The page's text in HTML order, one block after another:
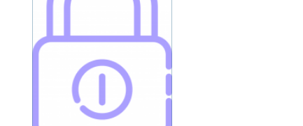
den som sällan har
kan bygglovsregler
kännas både ...